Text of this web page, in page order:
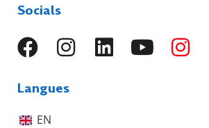
Socials
Langues
EN